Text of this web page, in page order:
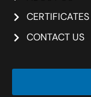
CERTIFICATES
CONTACT US